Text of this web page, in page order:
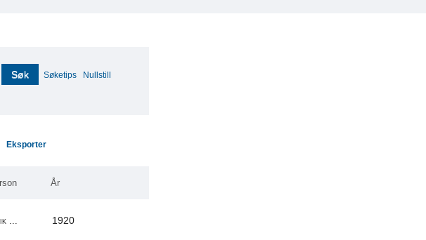
Søk Søketips Nullstill
Eksporter
År
... 1920